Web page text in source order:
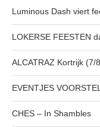
Luminous Dash viert
LOKERSE FEESTEN
ALCATRAZ Kortrijk (7/
EVENTJES
CHES – In Shambles